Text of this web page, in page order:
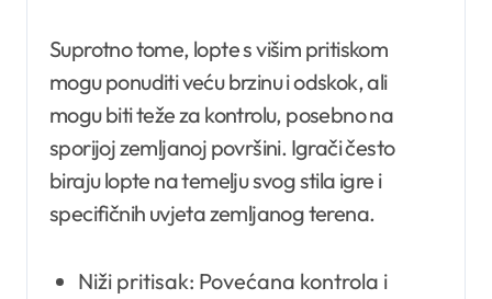
Suprotno tome, lopte s višim pritiskom
mogu ponuditi veću brzinu i odskok, ali
mogu biti teže za kontrolu, posebno na
sporijoj zemljanoj površini. Igrači često
biraju lopte na temelju svog stila igre i
specifičnih uvjeta zemljanog terena.
Niži pritisak: Povećana kontrola i